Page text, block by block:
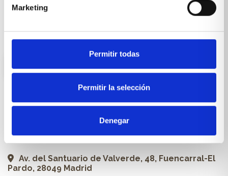
Marketing
Permitir todas
Permitir la selección
Denegar
Profesionales
Contacto
Xikara | Tienda de muebles
Av. del Santuario de Valverde, 48, Fuencarral-El
Pardo, 28049 Madrid